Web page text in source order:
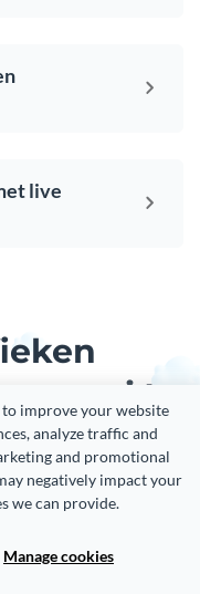
improve your website
analyze traffic and
and promotional
negatively impact your
we can provide.
Manage cookies
live
mooi te
van uw
een doorgewinterde
beginner.